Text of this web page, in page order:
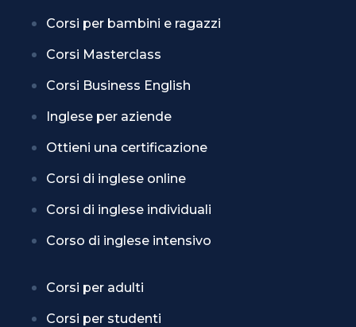
Corsi per bambini e ragazzi
Corsi Masterclass
Corsi Business English
Inglese per aziende
Ottieni una certificazione
Corsi di inglese online
Corsi di inglese individuali
Corso di inglese intensivo
Corsi per adulti
Corsi per studenti